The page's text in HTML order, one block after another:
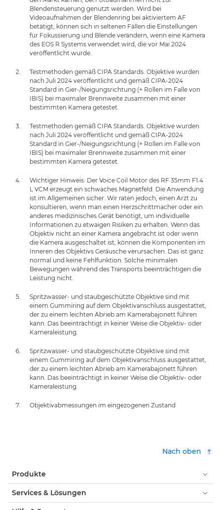
Blendensteuerung genutzt werden. Wird bei
Videoaufnahmen der Blendenring bei aktiviertem AF
betätigt, können sich in seltenen Fällen die Einstellungen
für Fokussierung und Blende verändern, wenn eine Kamera
des EOS R Systems verwendet wird, die vor Mai 2024
veröffentlicht wurde.
Testmethoden gemäß CIPA Standards. Objektive wurden
nach Juli 2024 veröffentlicht und gemäß CIPA-2024
Standard in Gier-/Neigungsrichtung (+ Rollen im Falle von
IBIS) bei maximaler Brennweite zusammen mit einer
bestimmten Kamera getestet.
Testmethoden gemäß CIPA Standards. Objektive wurden
nach Juli 2024 veröffentlicht und gemäß CIPA-2024
Standard in Gier-/Neigungsrichtung (+ Rollen im Falle von
IBIS) bei maximaler Brennweite zusammen mit einer
bestimmten Kamera getestet.
Wichtiger Hinweis: Der Voice Coil Motor des RF 35mm F1.4
L VCM erzeugt ein schwaches Magnetfeld. Die Anwendung
ist im Allgemeinen sicher. Wir raten jedoch, einen Arzt zu
konsultieren, wenn man einen Herzschrittmacher oder ein
anderes medizinisches Gerät benötigt, um individuelle
Informationen zu etwaigen Risiken zu erhalten. Wenn das
Objektiv nicht an einer Kamera angebracht ist oder wenn
die Kamera ausgeschaltet ist, können die Komponenten im
Inneren des Objektivs Geräusche verursachen. Das ist ganz
normal und keine Fehlfunktion. Solche minimalen
Bewegungen während des Transports beeinträchtigen die
Leistung nicht.
Spritzwasser- und staubgeschützte Objektive sind mit
einem Gummiring auf dem Objektivanschluss ausgestattet,
der zu einem leichten Abrieb am Kamerabajonett führen
kann. Das beeinträchtigt in keiner Weise die Objektiv- oder
Kameraleistung.
Spritzwasser- und staubgeschützte Objektive sind mit
einem Gummiring auf dem Objektivanschluss ausgestattet,
der zu einem leichten Abrieb am Kamerabajonett führen
kann. Das beeinträchtigt in keiner Weise die Objektiv- oder
Kameraleistung.
Objektivabmessungen im eingezogenen Zustand
Nach oben
Produkte
Services & Lösungen